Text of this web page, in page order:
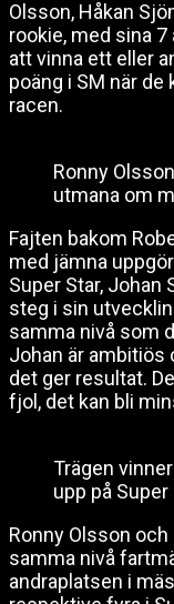
Olsson, Håkan
rookie, med sina
att vinna ett eller
poäng i SM när
racen.
Ronny
utmana om
Fajten bakom
med jämna
Super Star, Johan
steg i sin
samma nivå som
Johan är ambitiös
det ger resultat.
fjol, det kan bli
Trägen
upp på Super
Ronny Olsson
samma nivå
andraplatsen i